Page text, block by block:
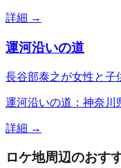
詳細 →
運河沿いの道
長谷部泰之が女性と子
運河沿いの道：神奈川
詳細 →
ロケ地周辺のおす